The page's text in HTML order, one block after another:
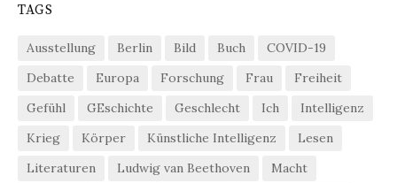
TAGS
Ausstellung Berlin Bild Buch
COVID-19
Debatte
Europa Forschung Frau
Freiheit
Gefühl
GEschichte Geschlecht Ich
Intelligenz
Krieg
Körper Künstliche Intelligenz
Lesen
Literaturen
Ludwig van Beethoven
Macht